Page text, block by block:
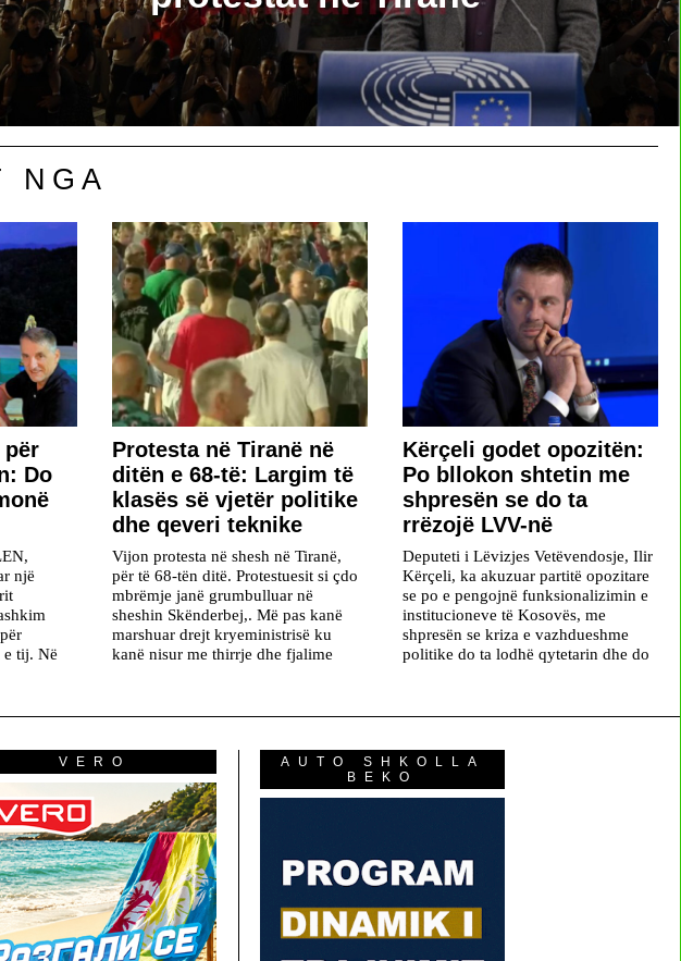
NGA
për
Do
një
tij. Në
Protesta në Tiranë në
ditën e 68-të: Largim të
klasës së vjetër politike
dhe qeveri teknike
Vijon protesta në shesh në Tiranë,
për të 68-tën ditë. Protestuesit si çdo
mbrëmje janë grumbulluar në
sheshin Skënderbej,. Më pas kanë
marshuar drejt kryeministrisë ku
kanë nisur me thirrje dhe fjalime
Kërçeli godet opozitën:
Po bllokon shtetin me
shpresën se do ta
rrëzojë LVV-në
Deputeti i Lëvizjes Vetëvendosje, Ilir
Kërçeli, ka akuzuar partitë opozitare
se po e pengojnë funksionalizimin e
institucioneve të Kosovës, me
shpresën se kriza e vazhdueshme
politike do ta lodhë qytetarin dhe do
VERO
AUTO SHKOLLA
BEKO